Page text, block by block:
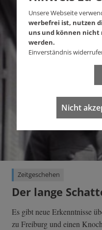
Zeitgeschehen
Der lange
Es gibt neue Erkenntnisse
zu Freiburg und einen
Unsere Webseite
werbefrei ist, nutzen
uns und können
werden.
Einverständnis
Nicht